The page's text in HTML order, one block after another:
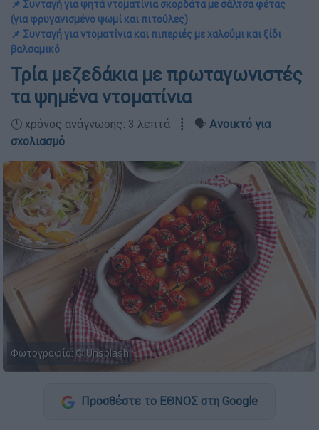
📌 Συνταγή για ψητά ντοματίνια σκορδάτα με σάλτσα φέτας
(για φρυγανισμένο ψωμί και πιτούλες)
📌 Συνταγή για ντοματίνια και πιπεριές με χαλούμι και ξίδι
βαλσαμικό
Τρία μεζεδάκια με πρωταγωνιστές
τα ψημένα ντοματίνια
🕛 χρόνος ανάγνωσης: 3 λεπτά ┋ 🗣️ Ανοικτό για
σχολιασμό
Φωτογραφία: © Unsplash
Προσθέστε το ΕΘΝΟΣ στη Google